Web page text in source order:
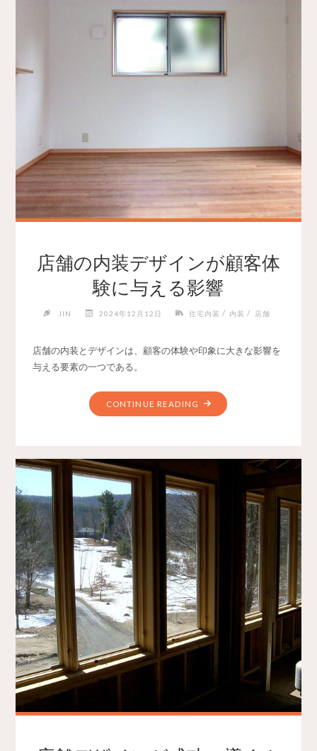
店舗の内装デザインが顧客体
験に与える影響
JIN 2024年12月12日 住宅内装 / 内装 / 店舗
店舗の内装とデザインは、顧客の体験や印象に大きな影響を
与える要素の一つである。
CONTINUE READING